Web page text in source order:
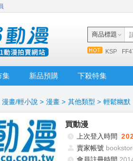
商品標題
KSP
集 新品預購 下殺特集
漫畫/輕小說 > 漫畫 > 其他類型 > 輕鬆幽默
買動漫
上次登入時間
賣家帳號